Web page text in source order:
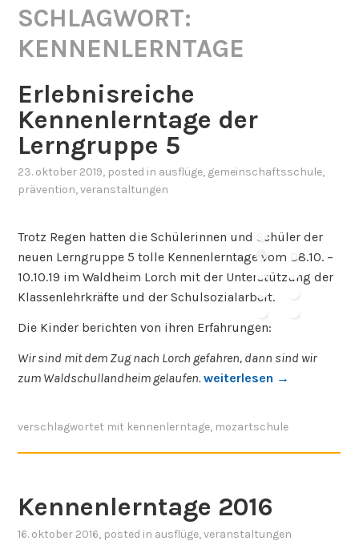
SCHLAGWORT:
KENNENLERNTAGE
Erlebnisreiche
Kennenlerntage der
Lerngruppe 5
23. oktober 2019, posted in ausflüge, gemeinschaftsschule,
prävention,veranstaltungen
Trotz Regen hatten die Schülerinnen und Schüler der
neuen Lerngruppe 5 tolle Kennenlerntage vom 08.10. –